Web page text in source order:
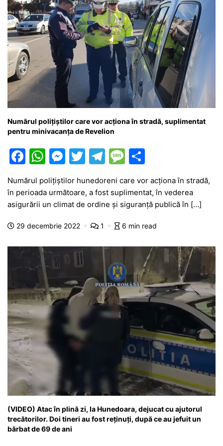
Numărul polițiștilor care vor acționa în stradă, suplimentat
pentru minivacanța de Revelion
F
c
e
b
o
o
k
W
at
s
A
p
p
M
s
s
e
g
er
T
itt
er
T
e
gr
a
m
M
s
s
a
e
ta
je
a
z
ă
Numărul poliţiştilor hunedoreni care vor acţiona în stradă,
în perioada următoare, a fost suplimentat, în vederea
asigurării un climat de ordine şi siguranţă publică în […]
29 decembrie 2022 1 6 min read
(VIDEO) Atac în plină zi, la Hunedoara, dejucat cu ajutorul
trecătorilor. Doi tineri au fost reținuți, după ce au jefuit un
bărbat de 69 de ani